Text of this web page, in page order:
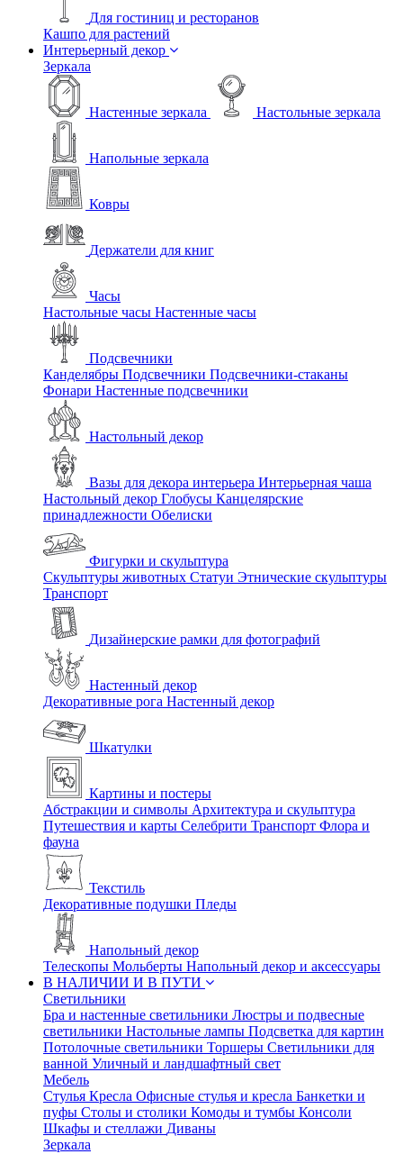
Для гостиниц и ресторанов
Кашпо для растений
Интерьерный декор
Зеркала
Настенные зеркала Настольные зеркала
Напольные зеркала
Ковры
Держатели для книг
Часы
Настольные часы Настенные часы
Подсвечники
Канделябры Подсвечники Подсвечники-стаканы
Фонари Настенные подсвечники
Настольный декор
Вазы для декора интерьера Интерьерная чаша
Настольный декор Глобусы Канцелярские
принадлежности Обелиски
Фигурки и скульптура
Скульптуры животных Статуи Этнические скульптуры
Транспорт
Дизайнерские рамки для фотографий
Настенный декор
Декоративные рога Настенный декор
Шкатулки
Картины и постеры
Абстракции и символы Архитектура и скульптура
Путешествия и карты Селебрити Транспорт Флора и
фауна
Текстиль
Декоративные подушки Пледы
Напольный декор
Телескопы Мольберты Напольный декор и аксессуары
В НАЛИЧИИ И В ПУТИ
Светильники
Бра и настенные светильники Люстры и подвесные
светильники Настольные лампы Подсветка для картин
Потолочные светильники Торшеры Светильники для
ванной Уличный и ландшафтный свет
Мебель
Стулья Кресла Офисные стулья и кресла Банкетки и
пуфы Столы и столики Комоды и тумбы Консоли
Шкафы и стеллажи Диваны
Зеркала